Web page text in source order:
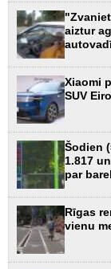
aiztur
Xiaomi
SUV
Šodien
1.817
par
Rīgas
vienu